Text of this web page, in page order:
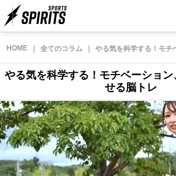
HOME 全てのコラム やる気を科学する！モチ
やる気を科学する！モチベーション
せる脳トレ